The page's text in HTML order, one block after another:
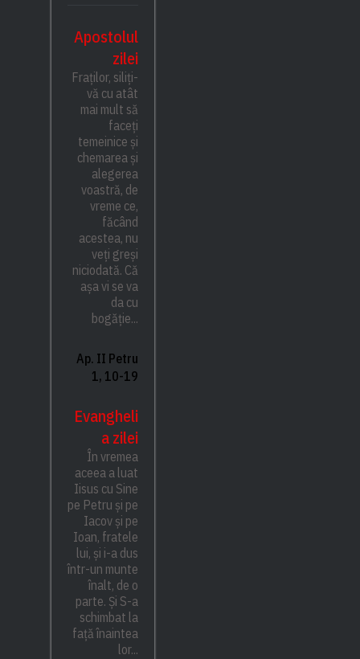
Apostolul
zilei
Fraților, siliți-
vă cu atât
mai mult să
faceți
temeinice și
chemarea și
alegerea
voastră, de
vreme ce,
făcând
acestea, nu
veți greși
niciodată. Că
așa vi se va
da cu
bogăție...
Ap. II Petru
1, 10-19
Evangheli
a zilei
În vremea
aceea a luat
Iisus cu Sine
pe Petru și pe
Iacov și pe
Ioan, fratele
lui, și i-a dus
într-un munte
înalt, de o
parte. Și S-a
schimbat la
față înaintea
lor...